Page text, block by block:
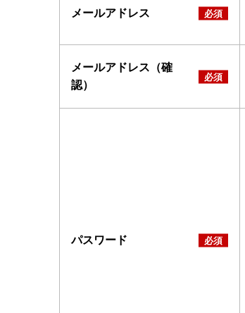
メールアドレス
メールアドレス（確
認）
パスワード